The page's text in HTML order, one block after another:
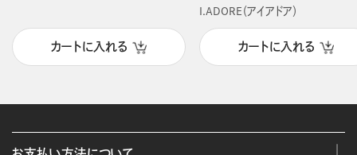
カートに入れる
I.ADORE（アイアドア）
カートに入れる